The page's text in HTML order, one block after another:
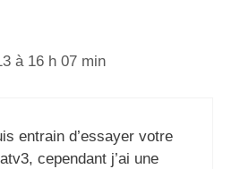
à 16 h 07 min
entrain d’essayer votre
cependant j’ai une